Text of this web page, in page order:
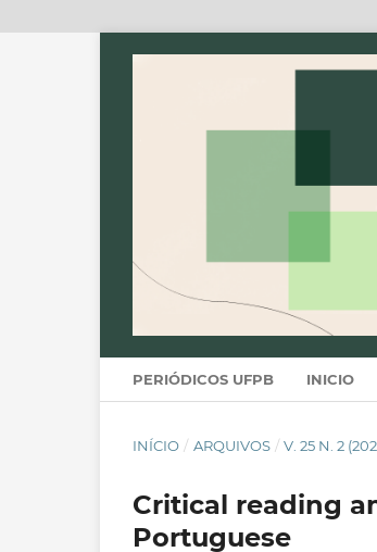
PERIÓDICOS UFPB INICIO
INÍCIO / ARQUIVOS / V. 25 N. 2
Critical reading
Portuguese